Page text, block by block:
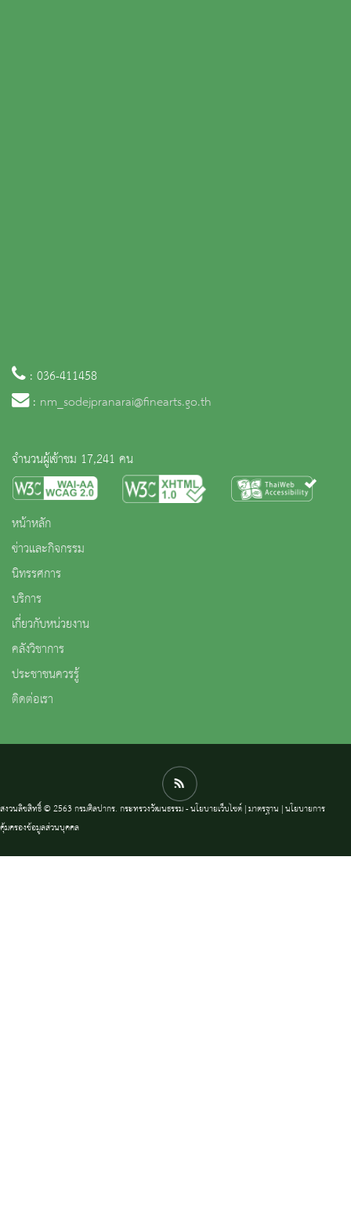
: 036-411458
: nm_sodejpranarai@finearts.go.th
จำนวนผู้เข้าชม 17,241 คน
หน้าหลัก
ข่าวและกิจกรรม
นิทรรศการ
บริการ
เกี่ยวกับหน่วยงาน
คลังวิชาการ
ประชาชนควรรู้
ติดต่อเรา
สงวนลิขสิทธิ์ © 2563 กรมศิลปากร. กระทรวงวัฒนธรรม -นโยบายเว็บไซต์|มาตรฐาน |นโยบายการ
คุ้มครองข้อมูลส่วนบุคคล